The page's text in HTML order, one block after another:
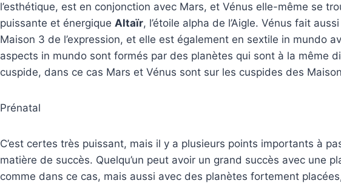
l’esthétique, est en conjonction avec Mars, et Vénus elle-même se
puissante et énergique Altaïr, l’étoile alpha de l’Aigle. Vénus fait
Maison 3 de l’expression, et elle est également en sextile in mundo
aspects in mundo sont formés par des planètes qui sont à la même
cuspide, dans ce cas Mars et Vénus sont sur les cuspides des
Prénatal
C’est certes très puissant, mais il y a plusieurs points importants à
matière de succès. Quelqu’un peut avoir un grand succès avec une
comme dans ce cas, mais aussi avec des planètes fortement